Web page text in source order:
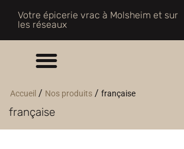
Votre épicerie vrac à Molsheim et sur
les réseaux
Accueil / Nos produits / française
française